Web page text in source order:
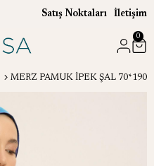
Satış Noktaları İletişim
0
MERZ PAMUK İPEK ŞAL 70*190